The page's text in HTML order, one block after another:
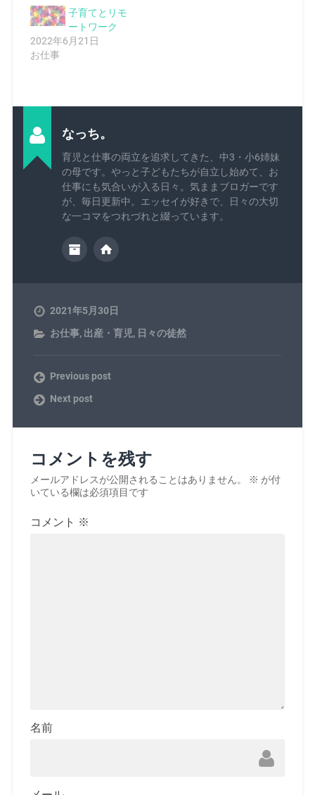
子育てとリモ
ートワーク
2022年6月21日
お仕事
なっち。
育児と仕事の両立を追求してきた、中3・小6姉妹
の母です。やっと子どもたちが自立し始めて、お
仕事にも気合いが入る日々。気ままブロガーです
が、毎日更新中。エッセイが好きで、日々の大切
な一コマをつれづれと綴っています。
2021年5月30日
お仕事, 出産・育児, 日々の徒然
Previous post
Next post
コメントを残す
メールアドレスが公開されることはありません。 ※ が付
いている欄は必須項目です
コメント ※
名前